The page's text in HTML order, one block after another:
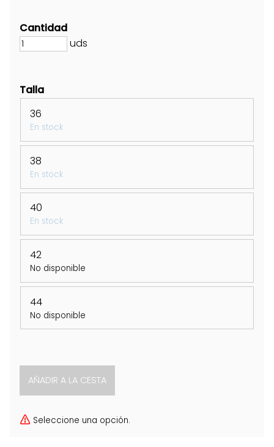
Cantidad
uds
Talla
36
En stock
38
En stock
40
En stock
42
No disponible
44
No disponible
Seleccione una opción.